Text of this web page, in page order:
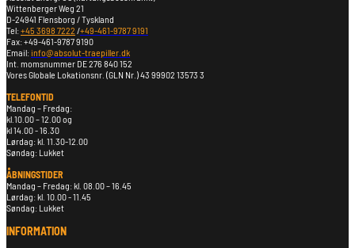
Wittenberger Weg 21
D-24941 Flensborg / Tyskland
Tel:+45 3698 7222 /+49-461-9787 9191
Fax: +49-461-9787 9190
Email: info@absolut-traepiller.dk
Int. momsnummer DE 276 840 152
Vores Globale Lokationsnr. (GLN Nr.) 43 99902 13573 3
TELEFONTID
Mandag – Fredag:
kl.10.00 – 12.00 og
kl 14.00 - 16.30
Lørdag: kl. 11.30-12.00
Søndag: Lukket
ÅBNINGSTIDER
Mandag – Fredag: kl. 08.00 – 16.45
Lørdag: kl. 10.00 - 11.45
Søndag: Lukket
INFORMATION